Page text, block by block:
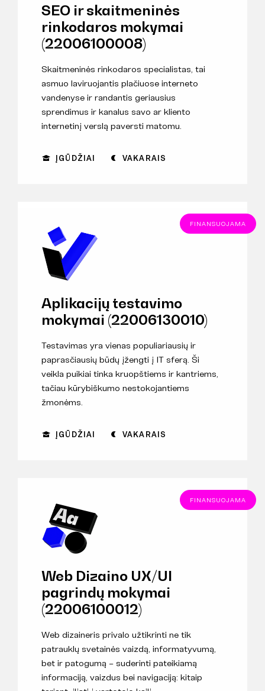
SEO ir skaitmeninės
rinkodaros mokymai
(22006100008)
Skaitmeninės rinkodaros specialistas, tai
asmuo laviruojantis plačiuose interneto
vandenyse ir randantis geriausius
sprendimus ir kanalus savo ar kliento
internetinį verslą paversti matomu.
ĮGŪDŽIAI VAKARAIS
FINANSUOJAMA
Aplikacijų testavimo
mokymai (22006130010)
Testavimas yra vienas populiariausių ir
paprasčiausių būdų įžengti į IT sferą. Ši
veikla puikiai tinka kruopštiems ir kantriems,
tačiau kūrybiškumo nestokojantiems
žmonėms.
ĮGŪDŽIAI VAKARAIS
FINANSUOJAMA
Web Dizaino UX/UI
pagrindų mokymai
(22006100012)
Web dizaineris privalo užtikrinti ne tik
patrauklų svetainės vaizdą, informatyvumą,
bet ir patogumą – suderinti pateikiamą
informaciją, vaizdus bei navigaciją: kitaip